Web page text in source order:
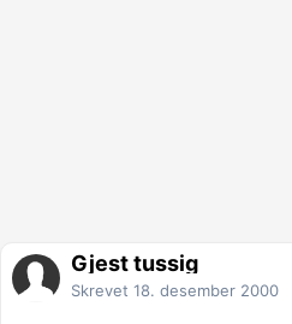
Gjest tussig
Skrevet 18. desember 2000